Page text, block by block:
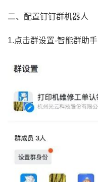
二、配置钉钉群机器人
1.点击群设置-智能群助手